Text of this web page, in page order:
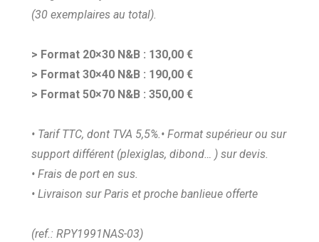
(30 exemplaires au total).
> Format 20×30 N&B : 130,00 €
> Format 30×40 N&B : 190,00 €
> Format 50×70 N&B : 350,00 €
• Tarif TTC, dont TVA 5,5%.• Format supérieur ou sur
support différent (plexiglas, dibond… ) sur devis.
• Frais de port en sus.
• Livraison sur Paris et proche banlieue offerte
(ref.: RPY1991NAS-03)